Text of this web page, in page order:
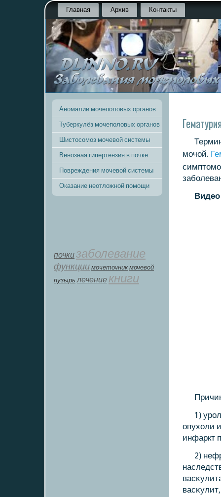
Главная Архив Контакты
Аномалии мочеполовых органов
Туберкулёз мочеполовых органов
Шистосомоз мочевой системы
Венозная гипертензия в почке
Повреждения мочевой системы
Оказание неотложной помощи
почкизаболевание
функции мοчеточник мочевой
пузырь лечение книги
мοчой.
1)
опухоли
инфаркт
2)